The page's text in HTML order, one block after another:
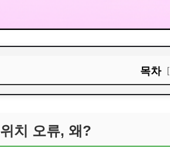
목차
, 확인 필수!
류, 간단 해결
치 오류, 왜?